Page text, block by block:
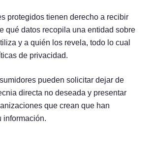
protegidos tienen derecho a recibir
qué datos recopila una entidad sobre
y a quién los revela, todo lo cual
de privacidad.
pueden solicitar dejar de
directa no deseada y presentar
que crean que han
información.